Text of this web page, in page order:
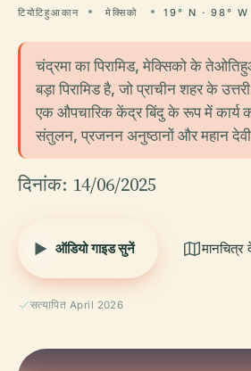
टियोटिहुआकान मेक्सिको 19° N · 98° W
चंद्रमा का पिरामिड, मेक्सिको के
बड़ा पिरामिड है, जो प्राचीन शहर के
एक औपचारिक केंद्र बिंदु के रूप में कार्य
संतुलन, प्रजनन अनुष्ठानों और महान
दिनांक: 14/06/2025
ऑडियो गाइड सुनें
सत्यापित April 2026